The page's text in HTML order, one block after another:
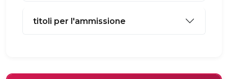
titoli per l'ammissione